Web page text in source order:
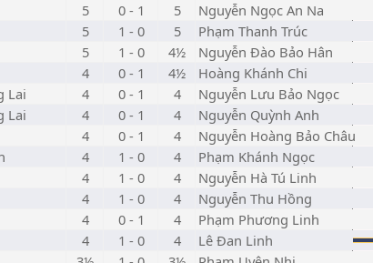
5 0 - 1 5 Nguyễn Ngọc An Na
5 1 - 0 5 Phạm Thanh Trúc
5 1 - 0 4½ Nguyễn Đào Bảo Hân
4 0 - 1 4½ Hoàng Khánh Chi
Lai 4 0 - 1 4 Nguyễn Lưu Bảo Ngọc
Lai 4 0 - 1 4 Nguyễn Quỳnh Anh
4 0 - 1 4 Nguyễn Hoàng Bảo Châu
4 1 - 0 4 Phạm Khánh Ngọc
4 1 - 0 4 Nguyễn Hà Tú Linh
4 1 - 0 4 Nguyễn Thu Hồng
4 0 - 1 4 Phạm Phương Linh
4 1 - 0 4 Lê Đan Linh